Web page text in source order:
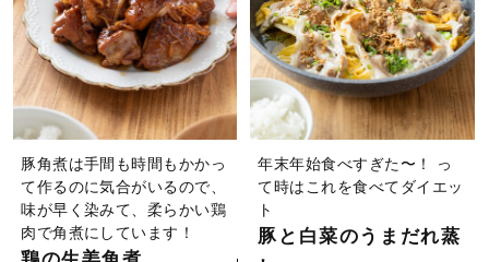
豚角煮は手間も時間もかかっ
て作るのに気合がいるので、
味が早く染みて、柔らかい鶏
肉で角煮にしています！
年末年始食べすぎた〜！ っ
て時はこれを食べてダイエッ
ト
豚と白菜のうまだれ蒸